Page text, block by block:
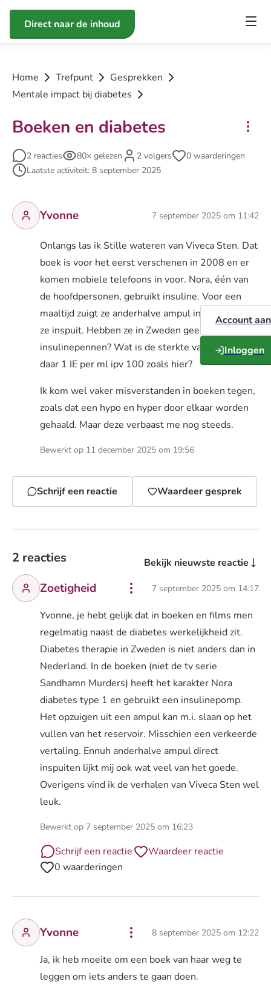
Direct naar de inhoud
Account
Inloggen
Home Trefpunt
Gesprekken
Mentale impact bij diabetes
Boeken en diabetes
2 reacties 80× gelezen 2 volgers
0 waarderingen
Laatste activiteit: 8 september 2025
Yvonne 7 september 2025 om 11:42
Onlangs las ik Stille wateren van Viveca Sten. Dat
boek is voor het eerst verschenen in 2008 en er
komen mobiele telefoons in voor. Nora, één van
de hoofdpersonen, gebruikt insuline. Voor een
maaltijd zuigt ze anderhalve ampul insuline op, die
ze inspuit. Hebben ze in Zweden geen
insulinepennen? Wat is de sterkte van de insuline
daar 1 IE per ml ipv 100 zoals hier?
Ik kom wel vaker misverstanden in boeken tegen,
zoals dat een hypo en hyper door elkaar worden
gehaald. Maar deze verbaast me nog steeds.
Bewerkt op 11 december 2025 om 19:56
Schrijf een reactie Waardeer gesprek
2 reacties Bekijk nieuwste reactie
Zoetigheid 7 september 2025 om 14:17
Yvonne, je hebt gelijk dat in boeken en films men
regelmatig naast de diabetes werkelijkheid zit.
Diabetes therapie in Zweden is niet anders dan in
Nederland. In de boeken (niet de tv serie
Sandhamn Murders) heeft het karakter Nora
diabetes type 1 en gebruikt een insulinepomp.
Het opzuigen uit een ampul kan m.i. slaan op het
vullen van het reservoir. Misschien een verkeerde
vertaling. Ennuh anderhalve ampul direct
inspuiten lijkt mij ook wat veel van het goede.
Overigens vind ik de verhalen van Viveca Sten wel
leuk.
Bewerkt op 7 september 2025 om 16:23
Schrijf een reactie
Waardeer reactie
0 waarderingen
Yvonne 8 september 2025 om 12:22
Ja, ik heb moeite om een boek van haar weg te
leggen om iets anders te gaan doen.